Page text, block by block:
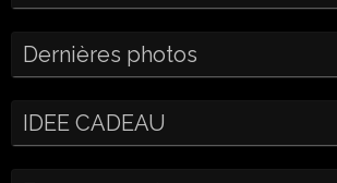
Dernières photos
IDEE CADEAU